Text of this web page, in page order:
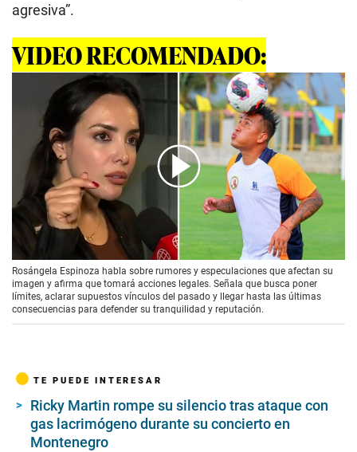
agresiva”.
VIDEO RECOMENDADO:
00:00/02:06
Rosángela Espinoza habla sobre rumores y especulaciones que afectan su
imagen y afirma que tomará acciones legales. Señala que busca poner
límites, aclarar supuestos vínculos del pasado y llegar hasta las últimas
consecuencias para defender su tranquilidad y reputación.
TE PUEDE INTERESAR
Ricky Martin rompe su silencio tras ataque con
gas lacrimógeno durante su concierto en
Montenegro